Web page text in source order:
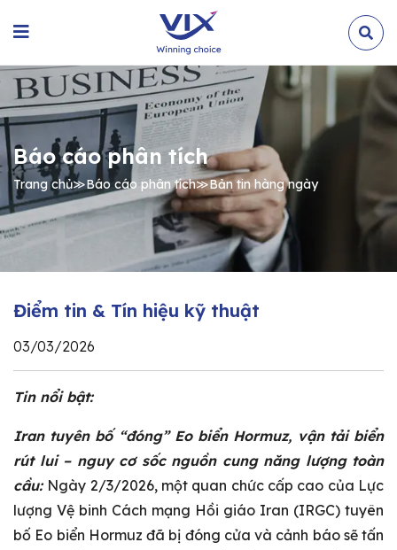
Báo cáo phân tích
Trang chủ≫Báo cáo phân tích≫Bản tin hàng ngày
Điểm tin & Tín hiệu kỹ thuật
03/03/2026
Tin nổi bật:
Iran tuyên bố “đóng” Eo biển Hormuz, vận tải biển
rút lui – nguy cơ sốc nguồn cung năng lượng toàn
cầu: Ngày 2/3/2026, một quan chức cấp cao của Lực
lượng Vệ binh Cách mạng Hồi giáo Iran (IRGC) tuyên
bố Eo biển Hormuz đã bị đóng cửa và cảnh báo sẽ tấn